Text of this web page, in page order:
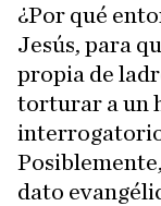
¿Por qué
Jesús, para
propia de
torturar a un
dato